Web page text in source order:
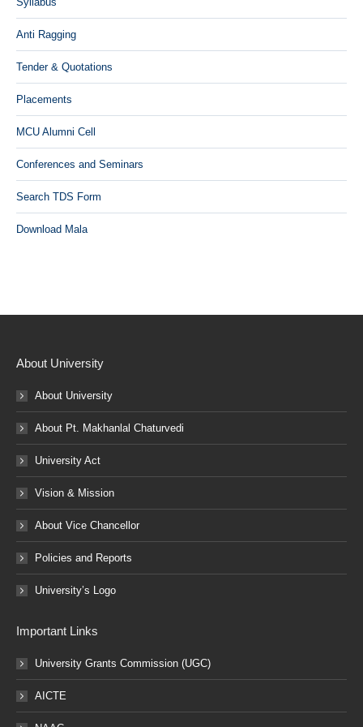
Anti Ragging
Tender & Quotations
Placements
MCU Alumni Cell
Conferences and Seminars
Search TDS Form
Download Mala
About University
About University
About Pt. Makhanlal Chaturvedi
University Act
Vision & Mission
About Vice Chancellor
Policies and Reports
University’s Logo
Important Links
University Grants Commission (UGC)
AICTE